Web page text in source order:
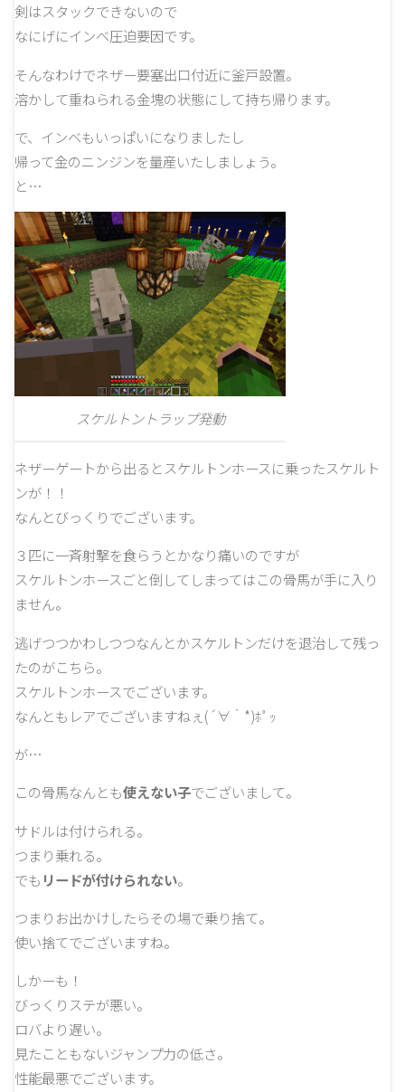
剣はスタックできないので
なにげにインベ圧迫要因です。
そんなわけでネザー要塞出口付近に釜戸設置。
溶かして重ねられる金塊の状態にして持ち帰ります。
で、インベもいっぱいになりましたし
帰って金のニンジンを量産いたしましょう。
と…
スケルトントラップ発動
ネザーゲートから出るとスケルトンホースに乗ったスケルト
ンが！！
なんとびっくりでございます。
３匹に一斉射撃を食らうとかなり痛いのですが
スケルトンホースごと倒してしまってはこの骨馬が手に入り
ません。
逃げつつかわしつつなんとかスケルトンだけを退治して残っ
たのがこちら。
スケルトンホースでございます。
なんともレアでございますねぇ(´∀｀*)ﾎﾟｯ
が…
この骨馬なんとも使えない子でございまして。
サドルは付けられる。
つまり乗れる。
でも リードが付けられない。
つまりお出かけしたらその場で乗り捨て。
使い捨てでございますね。
しかーも！
びっくりステが悪い。
ロバより遅い。
見たこともないジャンプ力の低さ。
性能最悪でございます。